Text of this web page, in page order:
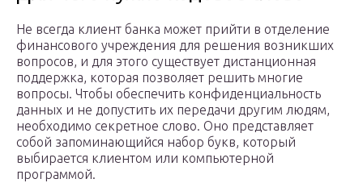
Не всегда клиент банка может прийти в отделение
финансового учреждения для решения возникших
вопросов, и для этого существует дистанционная
поддержка, которая позволяет решить многие
вопросы. Чтобы обеспечить конфиденциальность
данных и не допустить их передачи другим людям,
необходимо секретное слово. Оно представляет
собой запоминающийся набор букв, который
выбирается клиентом или компьютерной
программой.